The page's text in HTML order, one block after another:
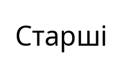
Старші